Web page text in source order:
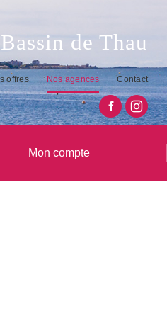
de Thau
offres Nos agences Contact
Mon compte